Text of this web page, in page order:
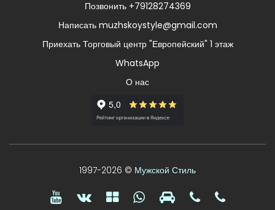
Позвонить +79128274369
Написать muzhskoystyle@gmail.com
Приехать Торговый центр "Европейский" 1 этаж
WhatsApp
О нас
1997-2026 © Мужской Стиль